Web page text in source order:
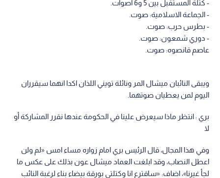
- كتلة المستقبل بين 5 و6 اصوات.
- الجماعة الاسلامية: صوت.
- بطرس حرب: صوت.
- دوري شمعون: صوت.
عاصم قانصوه: صوت.
ويبقى النائبان ميشال المر ونائلة تويني اللذان اكدا انهما سيقرران
اليوم لمن يعطيان صوتهما.
بري : انتظر ماذا سيعرض علينا في الحكومة عندها نقرر المشاركة أو
لا
وفي هذا المجال، قال الرئيس بري امام زواره مساء امس «لم ولن
اعطل النصاب، وقد ابلغت العماد ميشال عون بذلك على عكس ما
لجأ غيرنا»، اضاف: «ساقترع انا وكتلتي بورقة بيضاء بناء لرغبة النائب